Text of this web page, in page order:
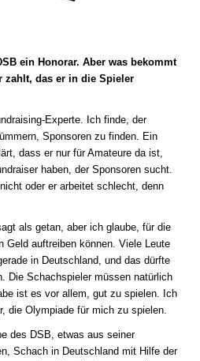
ein Honorar. Aber was bekommt
zahlt, das er in die Spieler
Experte. Ich finde, der
Sponsoren zu finden. Ein
dass er nur für Amateure da ist,
haben, der Sponsoren sucht.
oder er arbeitet schlecht, denn
als getan, aber ich glaube, für die
Geld auftreiben können. Viele Leute
in Deutschland, und das dürfte
Die Schachspieler müssen natürlich
ist es vor allem, gut zu spielen. Ich
die Olympiade für mich zu spielen.
des DSB, etwas aus seiner
Schach in Deutschland mit Hilfe der